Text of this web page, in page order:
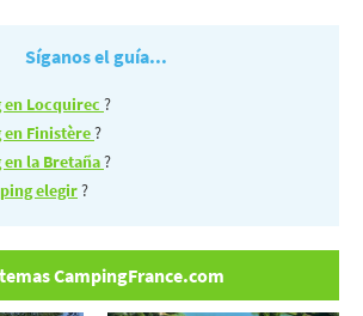
Síganos el guía...
Locquirec ?
Finistère?
la Bretaña?
elegir?
CampingFrance.com